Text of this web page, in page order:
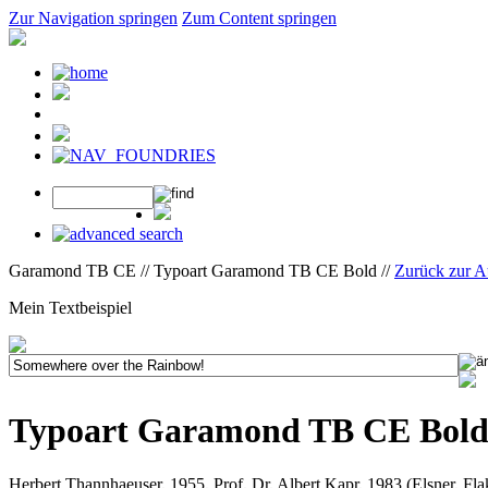
Zur Navigation springen Zum Content springen
Garamond TB CE // Typoart Garamond TB CE Bold // Zurück zur
Mein Textbeispiel
Typoart Garamond TB CE Bold
Herbert Thannhaeuser, 1955, Prof. Dr. Albert Kapr, 1983 (Elsner,